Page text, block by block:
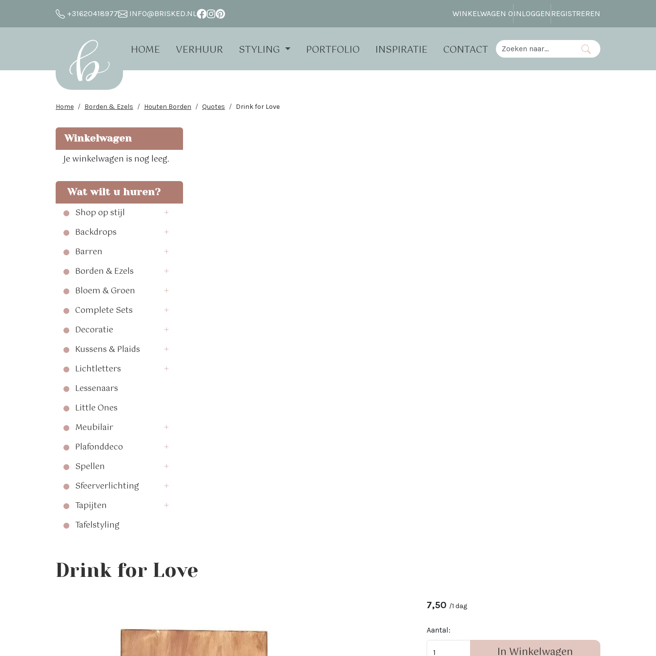
+31620418977 INFO@BRISKED.NL WINKELWAGEN 0INLOGGEN REGISTREREN
HOME STYLING
VERHUUR PORTFOLIO INSPIRATIE CONTACT
Home Borden & Ezels Houten Borden Quotes Drink for Love
Winkelwagen
Je winkelwagen is nog leeg.
Wat wilt u huren?
Shop op stijl
Backdrops
Barren
Borden & Ezels
Bloem & Groen
Complete Sets
Decoratie
Kussens & Plaids
Lichtletters
Lessenaars
Little Ones
Meubilair
Plafonddeco
Spellen
Sfeerverlichting
Tapijten
Tafelstyling
Drink for Love
7,50 /1 dag
Aantal:
In Winkelwagen